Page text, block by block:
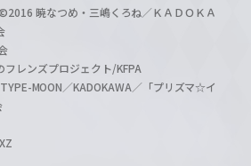
暁なつめ・三嶋くろね／ＫＡＤＯＫＡ
レンズプロジェクト/KFPA
MOON／KADOKAWA／「プリズマ☆イ